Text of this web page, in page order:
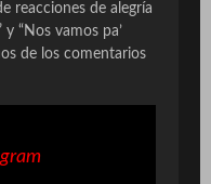
reacciones de alegría
y “Nos vamos pa’
de los comentarios